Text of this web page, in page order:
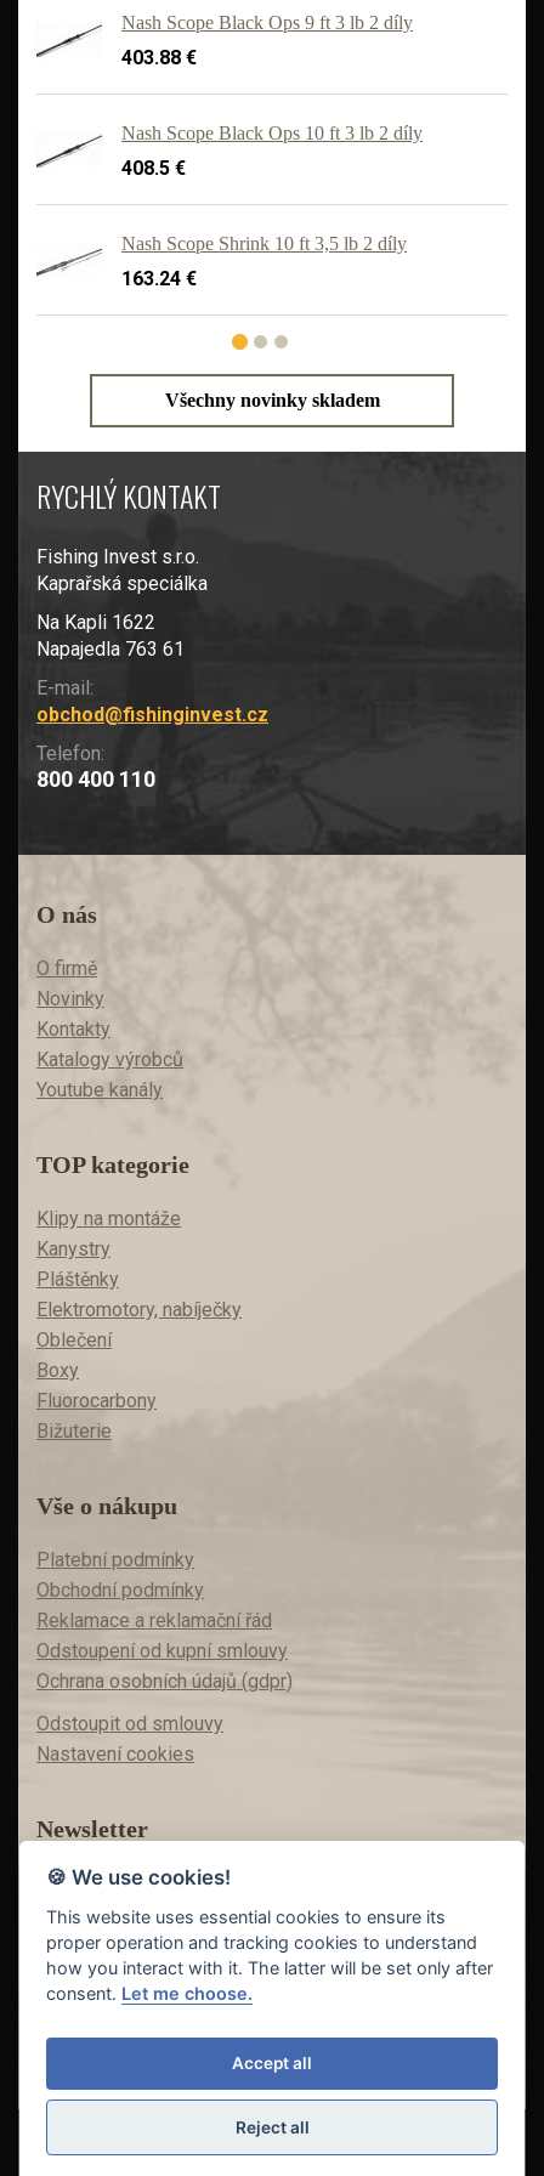
Nash Scope Black Ops 9 ft 3 lb 2 díly
403.88 €
Nash Scope Black Ops 10 ft 3 lb 2 díly
408.5 €
Nash Scope Shrink 10 ft 3,5 lb 2 díly
163.24 €
Všechny novinky skladem
RYCHLÝ KONTAKT
Fishing Invest s.r.o.
Kaprařská speciálka
Na Kapli 1622
Napajedla 763 61
E-mail:
obchod@fishinginvest.cz
Telefon:
800 400 110
O nás
O firmě
Novinky
Kontakty
Katalogy výrobců
Youtube kanály
TOP kategorie
Klipy na montáže
Kanystry
Pláštěnky
Elektromotory, nabíječky
Oblečení
Boxy
Fluorocarbony
Bižuterie
Vše o nákupu
Platební podmínky
Obchodní podmínky
Reklamace a reklamační řád
Odstoupení od kupní smlouvy
Ochrana osobních údajů (gdpr)
Odstoupit od smlouvy
Nastavení cookies
Newsletter
Máte zájem o akční nabídky?
Teď už vám nic neunikne!
FISHING INVEST s.r.o. | partner
🍪 We use cookies!
This website uses essential cookies to ensure its
proper operation and tracking cookies to understand
how you interact with it. The latter will be set only after
consent. Let me choose.
Accept all
Reject all